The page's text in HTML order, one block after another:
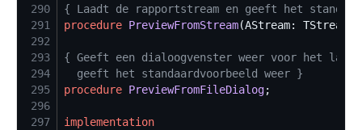
290
{ Laadt de rapportstream en geeft het
291
procedure PreviewFromStream
292
293
{
294
  geeft het standaardvoorbeeld weer
}
295
procedure PreviewFromFileDialog
296
297
implementation